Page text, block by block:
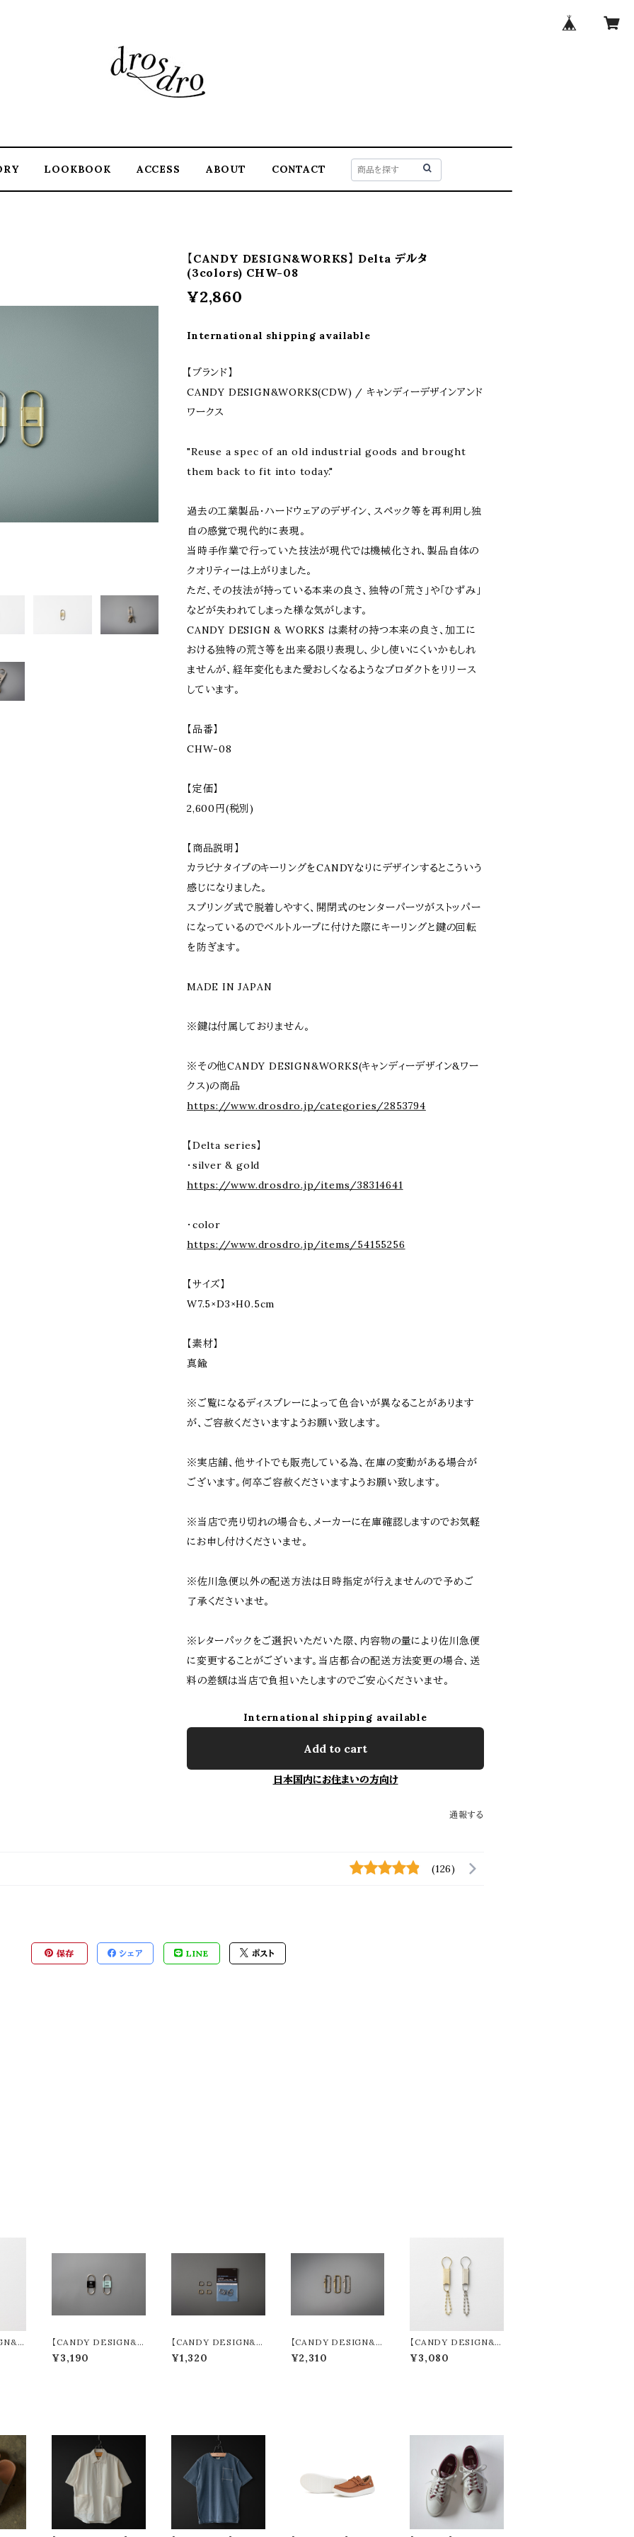
LOOKBOOK ACCESS ABOUT CONTACT
【CANDY DESIGN&WORKS】 Delta デルタ
(3colors) CHW-08
¥2,860
International shipping available
【ブランド】
CANDY DESIGN&WORKS(CDW) / キャンディーデザインアンド
ワークス
"Reuse a spec of an old industrial goods and brought
them back to fit into today."
過去の工業製品・ハードウェアのデザイン、スペック等を再利用し独
自の感覚で現代的に表現。
当時手作業で行っていた技法が現代では機械化され、製品自体の
クオリティーは上がりました。
ただ、その技法が持っている本来の良さ、独特の「荒さ」や「ひずみ」
などが失われてしまった様な気がします。
CANDY DESIGN & WORKS は素材の持つ本来の良さ、加工に
おける独特の荒さ等を出来る限り表現し、少し使いにくいかもしれ
ませんが、経年変化もまた愛おしくなるようなプロダクトをリリース
しています。
【品番】
CHW-08
【定価】
2,600円(税別)
【商品説明】
カラビナタイプのキーリングをCANDYなりにデザインするとこういう
感じになりました。
スプリング式で脱着しやすく、開閉式のセンターパーツがストッパー
になっているのでベルトループに付けた際にキーリングと鍵の回転
を防ぎます。
MADE IN JAPAN
※鍵は付属しておりません。
※その他CANDY DESIGN&WORKS(キャンディーデザイン&ワー
クス)の商品
https://www.drosdro.jp/categories/2853794
【Delta series】
・silver & gold
https://www.drosdro.jp/items/38314641
・color
https://www.drosdro.jp/items/54155256
【サイズ】
W7.5×D3×H0.5cm
【素材】
真鍮
※ご覧になるディスプレーによって色合いが異なることがあります
が、ご容赦くださいますようお願い致します。
※実店舗、他サイトでも販売している為、在庫の変動がある場合が
ございます。何卒ご容赦くださいますようお願い致します。
※当店で売り切れの場合も、メーカーに在庫確認しますのでお気軽
にお申し付けくださいませ。
※佐川急便以外の配送方法は日時指定が行えませんので予めご
了承くださいませ。
※レターパックをご選択いただいた際、内容物の量により佐川急便
に変更することがございます。当店都合の配送方法変更の場合、送
料の差額は当店で負担いたしますのでご安心くださいませ。
International shipping available
Add to cart
日本国内にお住まいの方向け
通報する
(126)
保存 シェア LINE ポスト
【CANDY DESIGN&
WORKS】 Delta デル
タ (2colors) CHW-08
¥3,190
【CANDY DESIGN&
WORKS】 Lyman ライ
マン (3colors) CHW-
¥1,320
【CANDY DESIGN&
WORKS】 Kendrick
ケンドリック (3colors)
¥2,310
【CANDY DESIGN&
WORKS】 Gordon Ty
pography W/C (2col
¥3,080